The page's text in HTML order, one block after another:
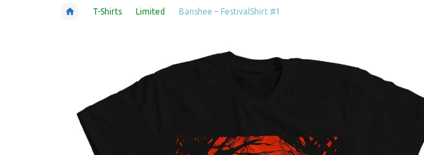
T-Shirts Limited Banshee – FestivalShirt #1